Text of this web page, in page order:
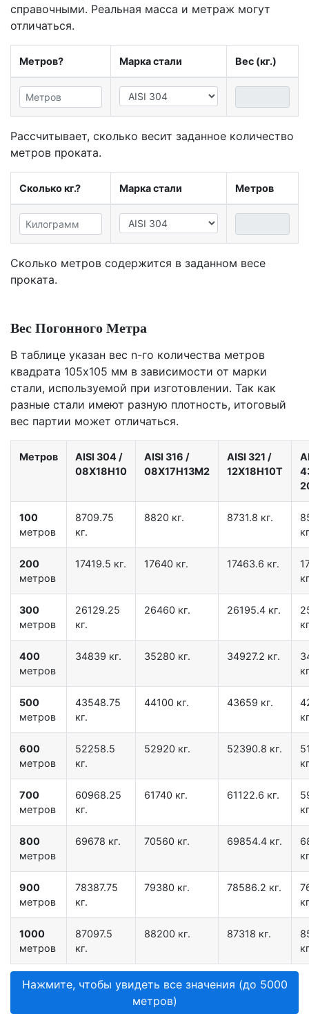
справочными. Реальная масса и метраж могут
отличаться.
Метров? Марка стали Вес (кг.)
Рассчитывает, сколько весит заданное количество
метров проката.
Сколько кг.? Марка стали Метров
Сколько метров содержится в заданном весе
проката.
Вес Погонного Метра
В таблице указан вес n-го количества метров
квадрата 105х105 мм в зависимости от марки
стали, используемой при изготовлении. Так как
разные стали имеют разную плотность, итоговый
вес партии может отличаться.
Метров AISI 304 /
08Х18Н10
AISI 316 /
08Х17Н13М2
AISI 321 /
12Х18Н10Т
100
метров
8709.75
кг.
8820 кг. 8731.8 кг.
200
метров
17419.5 кг. 17640 кг. 17463.6 кг.
300
метров
26129.25
кг.
26460 кг. 26195.4 кг.
400
метров
34839 кг. 35280 кг. 34927.2 кг.
500
метров
43548.75
кг.
44100 кг. 43659 кг.
600
метров
52258.5
кг.
52920 кг. 52390.8 кг.
700
метров
60968.25
кг.
61740 кг. 61122.6 кг.
800
метров
69678 кг. 70560 кг. 69854.4 кг.
900
метров
78387.75
кг.
79380 кг. 78586.2 кг.
1000
метров
87097.5
кг.
88200 кг. 87318 кг.
Нажмите, чтобы увидеть все значения (до 5000
метров)